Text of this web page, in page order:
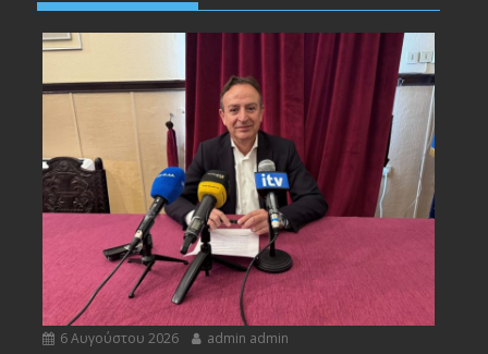
6 Αυγούστου 2026 admin admin